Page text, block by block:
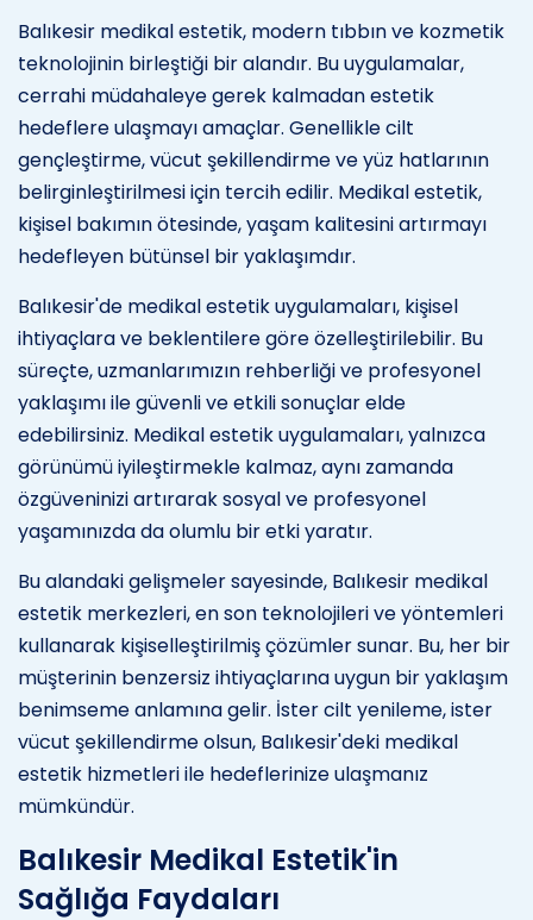
Balıkesir medikal estetik, modern tıbbın ve kozmetik
teknolojinin birleştiği bir alandır. Bu uygulamalar,
cerrahi müdahaleye gerek kalmadan estetik
hedeflere ulaşmayı amaçlar. Genellikle cilt
gençleştirme, vücut şekillendirme ve yüz hatlarının
belirginleştirilmesi için tercih edilir. Medikal estetik,
kişisel bakımın ötesinde, yaşam kalitesini artırmayı
hedefleyen bütünsel bir yaklaşımdır.
Balıkesir'de medikal estetik uygulamaları, kişisel
ihtiyaçlara ve beklentilere göre özelleştirilebilir. Bu
süreçte, uzmanlarımızın rehberliği ve profesyonel
yaklaşımı ile güvenli ve etkili sonuçlar elde
edebilirsiniz. Medikal estetik uygulamaları, yalnızca
görünümü iyileştirmekle kalmaz, aynı zamanda
özgüveninizi artırarak sosyal ve profesyonel
yaşamınızda da olumlu bir etki yaratır.
Bu alandaki gelişmeler sayesinde, Balıkesir medikal
estetik merkezleri, en son teknolojileri ve yöntemleri
kullanarak kişiselleştirilmiş çözümler sunar. Bu, her bir
müşterinin benzersiz ihtiyaçlarına uygun bir yaklaşım
benimseme anlamına gelir. İster cilt yenileme, ister
vücut şekillendirme olsun, Balıkesir'deki medikal
estetik hizmetleri ile hedeflerinize ulaşmanız
mümkündür.
Balıkesir Medikal Estetik'in
Sağlığa Faydaları